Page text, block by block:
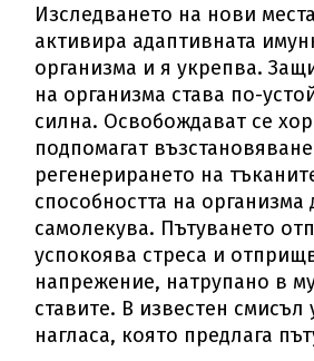
Изследването на нови
активира адаптивната
организма и я укрепва.
на организма става по-
силна. Освобождават се
подпомагат
регенерирането на
способността на организма
самолекува. Пътуването
успокоява стреса и
напрежение, натрупано в
ставите. В известен
нагласа, която предлага